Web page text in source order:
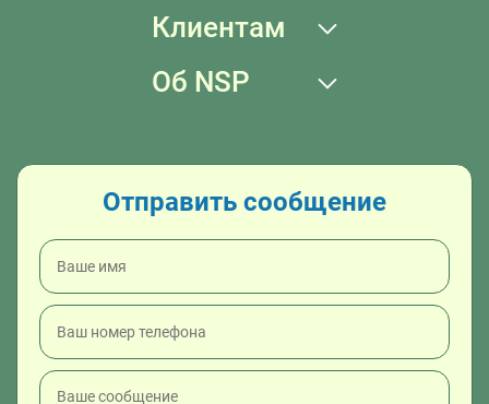
Клиентам
Об NSP
Отправить сообщение